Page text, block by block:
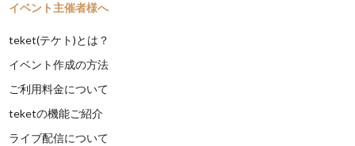
イベント主催者様へ
teket(テケト)とは？
イベント作成の方法
ご利用料金について
teketの機能ご紹介
ライブ配信について